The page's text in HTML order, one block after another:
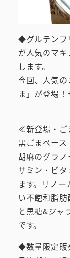
◆グルテンフ
が人気のマ
します。
今回、人気
ま」が登場
≪新登場・ご
黒ごまペー
胡麻のグラ
サミン・ビ
ます。リノ
い不飽和脂
と黒糖&ジャ
です。
◆数量限定販